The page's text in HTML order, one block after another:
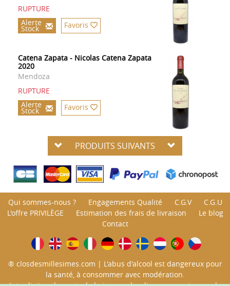
RUPTURE
Alerte
Stock Favoris
Catena Zapata - Nicolas Catena Zapata
2020
Mendoza
RUPTURE
Alerte
Stock Favoris
PRODUITS SUIVANTS
Qui sommes-nous ? Engagements Qualité C.G.V
C.G.U
L'offre PRIVILÈGE
Estimation des frais de livraison
Le blog
Contact
® closdesmillesimes.com | L'abus d'alcool est dangereux pour
la santé, à consommer avec modération.